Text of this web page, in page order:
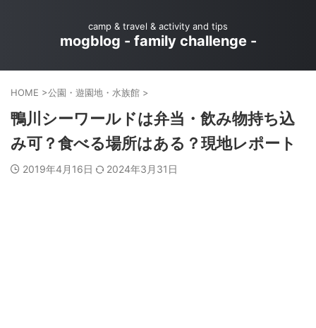
camp & travel & activity and tips
mogblog - family challenge -
HOME >公園・遊園地・水族館 >
鴨川シーワールドは弁当・飲み物持ち込
み可？食べる場所はある？現地レポート
2019年4月16日 2024年3月31日